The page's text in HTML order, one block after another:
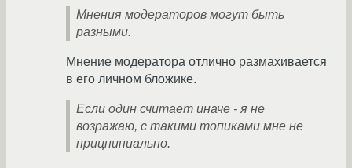
Мнения модераторов могут быть
разными.
Мнение модератора отлично размахивается
в его личном бложике.
Если один считает иначе - я не
возражаю, с такими топиками мне не
прицнипиально.